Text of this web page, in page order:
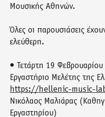
Μουσικής Αθηνών.
Όλες οι παρουσιάσεις
ελεύθερη.
• Τετάρτη 19 Φεβρουαρίου
Εργαστήριο Μελέτης της
https://hellenic-music-
Νικόλαος Μαλιάρας
Εργαστηρίου)